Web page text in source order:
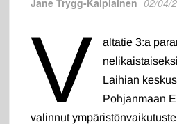
V
altatie 3:a
Laihian
Pohjanmaan
valinnut